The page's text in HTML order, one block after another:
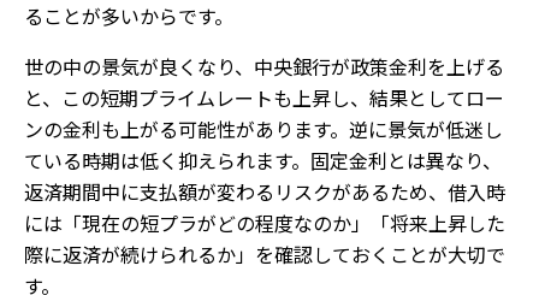
ることが多いからです。
世の中の景気が良くなり、中央銀行が政策金利を上げる
と、この短期プライムレートも上昇し、結果としてロー
ンの金利も上がる可能性があります。逆に景気が低迷し
ている時期は低く抑えられます。固定金利とは異なり、
返済期間中に支払額が変わるリスクがあるため、借入時
には「現在の短プラがどの程度なのか」「将来上昇した
際に返済が続けられるか」を確認しておくことが大切で
す。